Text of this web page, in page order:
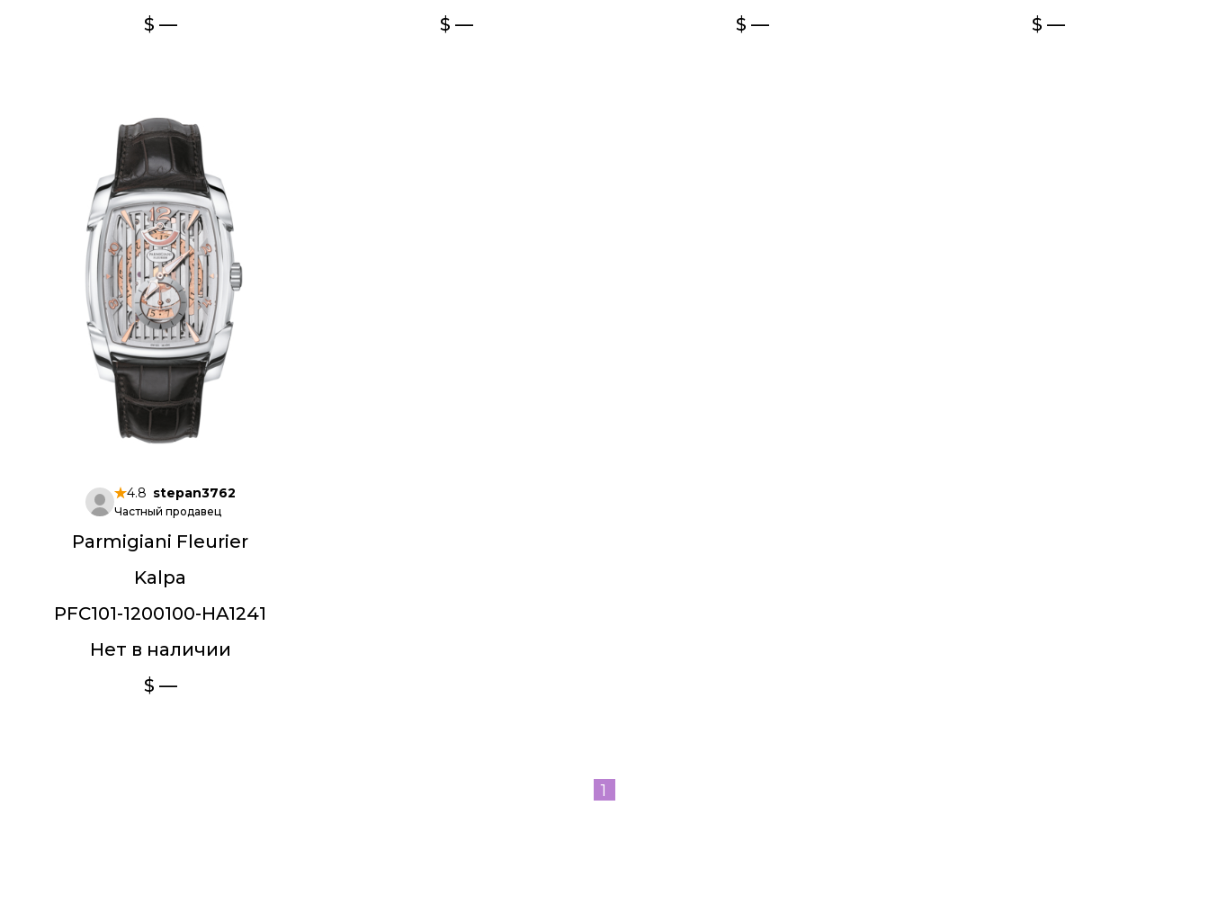
$ —
$ —
$ —
$ —
4.8 stepan3762
Частный продавец
Parmigiani Fleurier
Kalpa
PFC101-1200100-HA1241
Нет в наличии
$ —
1